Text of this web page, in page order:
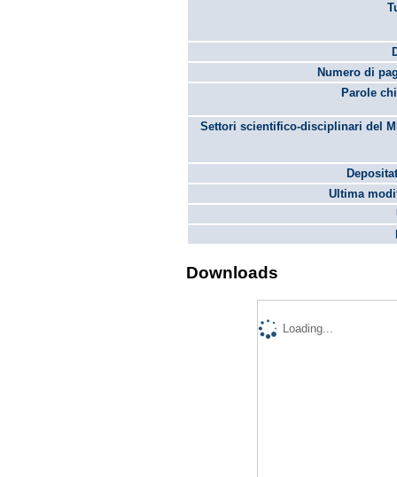
Numero di
Parole
Settori scientifico-disciplinari del
Ultima
Downloads
Loading...